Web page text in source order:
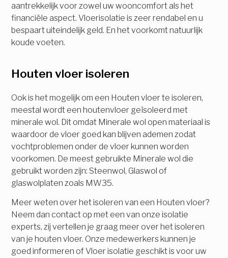
aantrekkelijk voor zowel uw wooncomfort als het
financiële aspect. Vloerisolatie is zeer rendabel en u
bespaart uiteindelijk geld. En het voorkomt natuurlijk
koude voeten.
Houten vloer isoleren
Ook is het mogelijk om een Houten vloer te isoleren,
meestal wordt een houtenvloer geïsoleerd met
minerale wol. Dit omdat Minerale wol open materiaal is
waardoor de vloer goed kan blijven ademen zodat
vochtproblemen onder de vloer kunnen worden
voorkomen. De meest gebruikte Minerale wol die
gebruikt worden zijn: Steenwol, Glaswol of
glaswolplaten zoals MW35.
Meer weten over het isoleren van een Houten vloer?
Neem dan contact op met een van onze isolatie
experts, zij vertellen je graag meer over het isoleren
van je houten vloer. Onze medewerkers kunnen je
goed informeren of Vloer isolatie geschikt is voor uw